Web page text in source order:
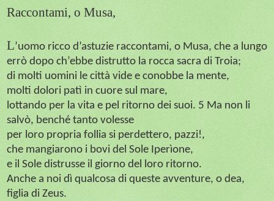
Raccontami, o Musa,
L’uomo ricco d’astuzie raccontami, o Musa, che a lungo
errò dopo ch’ebbe distrutto la rocca sacra di Troia;
di molti uomini le città vide e conobbe la mente,
molti dolori patì in cuore sul mare,
lottando per la vita e pel ritorno dei suoi. 5 Ma non li
salvò, benché tanto volesse
per loro propria follia si perdettero, pazzi!,
che mangiarono i bovi del Sole Iperìone,
e il Sole distrusse il giorno del loro ritorno.
Anche a noi dì qualcosa di queste avventure, o dea,
figlia di Zeus.